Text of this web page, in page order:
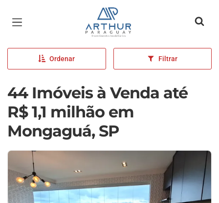
Página inicial
Ordenar Filtrar
44 Imóveis à Venda até
R$ 1,1 milhão em
Mongaguá, SP